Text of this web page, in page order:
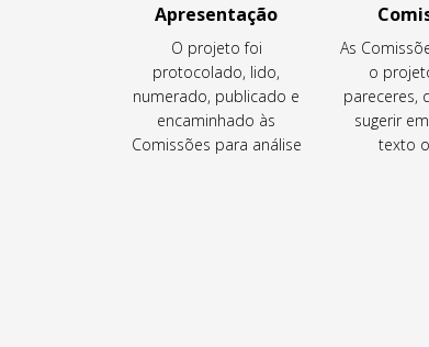
Apresentação
O projeto foi
protocolado, lido,
numerado, publicado e
encaminhado às
Comissões para análise
As
o
pareceres,
sugerir
texto